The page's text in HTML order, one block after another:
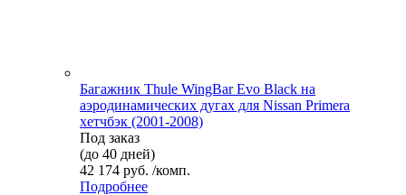
Багажник Thule WingBar Evo Black на
аэродинамических дугах для Nissan Primera
хетчбэк (2001-2008)
Под заказ
(до 40 дней)
42 174 руб. /комп.
Подробнее